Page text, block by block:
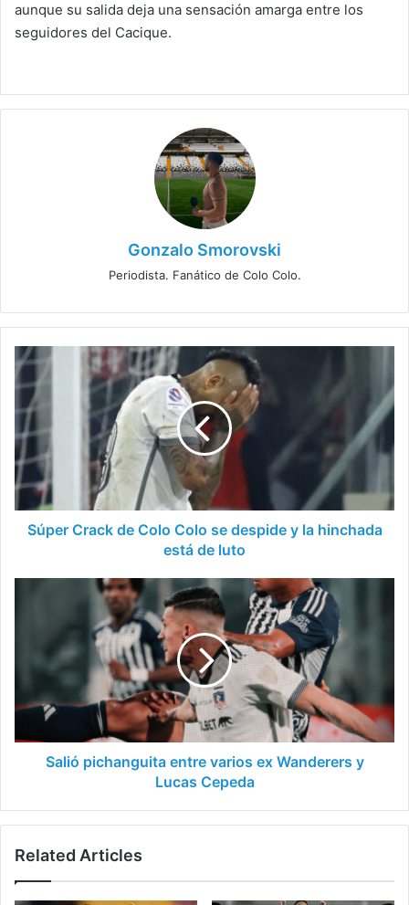
aunque su salida deja una sensación amarga entre los
seguidores del Cacique.
Gonzalo Smorovski
Periodista. Fanático de Colo Colo.
Súper
Crack
de
Colo
Colo
se
despide
y
la
hinchada
Súper Crack de Colo Colo se despide y la hinchada
está de luto
Lucas
Cepeda
Salió pichanguita entre varios ex Wanderers y
Lucas Cepeda
Related Articles